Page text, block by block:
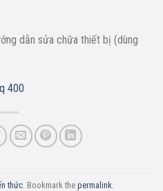
dẫn sửa chữa thiết bị (dùng
400
thức . Bookmark the permalink